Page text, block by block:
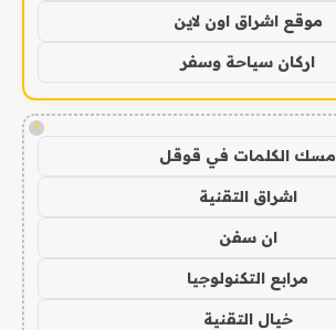
موقع اشراق اون لاين
اركان سياحة وسفر
!
مسك الكلمات في قوقل
اشراق التقنية
ان سفن
مرابع التكنولوجيا
خيال التقنية